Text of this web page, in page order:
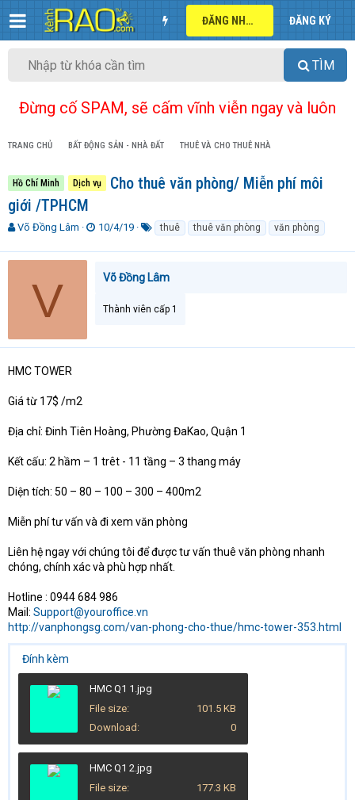
ĐĂNG NHẬP ĐĂNG KÝ
TÌM
Đừng cố SPAM, sẽ cấm vĩnh viễn ngay và luôn
TRANG CHỦ BẤT ĐỘNG SẢN - NHÀ ĐẤT THUÊ VÀ CHO THUÊ NHÀ
Hồ Chí Minh Dịch vụ
Cho thuê văn phòng/ Miễn phí môi
giới /TPHCM
T
r
a
t
r
Võ Đồng Lâm
N
à
10/4/19
k
h
ó
thuê thuê văn phòng văn phòng
V Võ Đồng Lâm
Thành viên cấp 1
HMC TOWER
Giá từ 17$ /m2
Địa chỉ: Đinh Tiên Hoàng, Phường ĐaKao, Quận 1
Kết cấu: 2 hầm – 1 trêt - 11 tầng – 3 thang máy
Diện tích: 50 – 80 – 100 – 300 – 400m2
Miễn phí tư vấn và đi xem văn phòng
Liên hệ ngay với chúng tôi để được tư vấn thuê văn phòng nhanh
chóng, chính xác và phù hợp nhất.
Hotline : 0944 684 986
Mail: Support@youroffice.vn
http://vanphongsg.com/van-phong-cho-thue/hmc-tower-353.html
Đính kèm
HMC Q1 1.jpg
File size
101.5 KB
Download
0
HMC Q1 2.jpg
File size
177.3 KB